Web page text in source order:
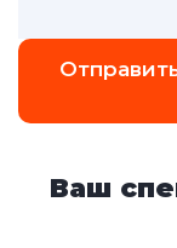
Ваш